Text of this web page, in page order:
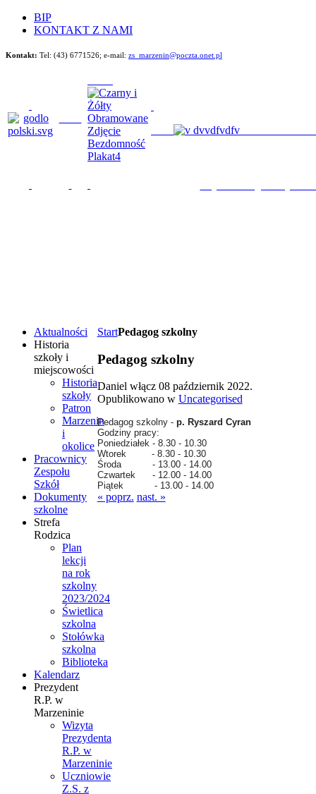
BIP
KONTAKT Z NAMI
Kontakt: Tel: (43) 6771526; e-mail: zs_marzenin@poczta.onet.pl
StartPedagog szkolny
Pedagog szkolny
Daniel włącz 08 październik 2022.
Opublikowano w Uncategorised
Pedagog szkolny - p. Ryszard Cyran
Godziny pracy:
Poniedziałek - 8.30 - 10.30
Wtorek - 8.30 - 10.30
Środa - 13.00 - 14.00
Czwartek - 12.00 - 14.00
Piątek - 13.00 - 14.00
« poprz. nast. »
Aktualności
Historia
szkoły i
miejscowości
Historia
szkoły
Patron
Marzenin
i
okolice
Pracownicy
Zespołu
Szkół
Dokumenty
szkolne
Strefa
Rodzica
Plan
lekcji
na rok
szkolny
2023/2024
Świetlica
szkolna
Stołówka
szkolna
Biblioteka
Kalendarz
Prezydent
R.P. w
Marzeninie
Wizyta
Prezydenta
R.P. w
Marzeninie
Uczniowie
Z.S. z